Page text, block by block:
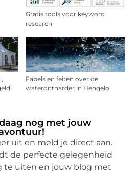
Gratis tools voor keyword
research
Fabels en feiten over de
waterontharder in Hengelo
nog met jouw
uit en meld je direct aan.
de perfecte gelegenheid
te uiten en jouw blog met